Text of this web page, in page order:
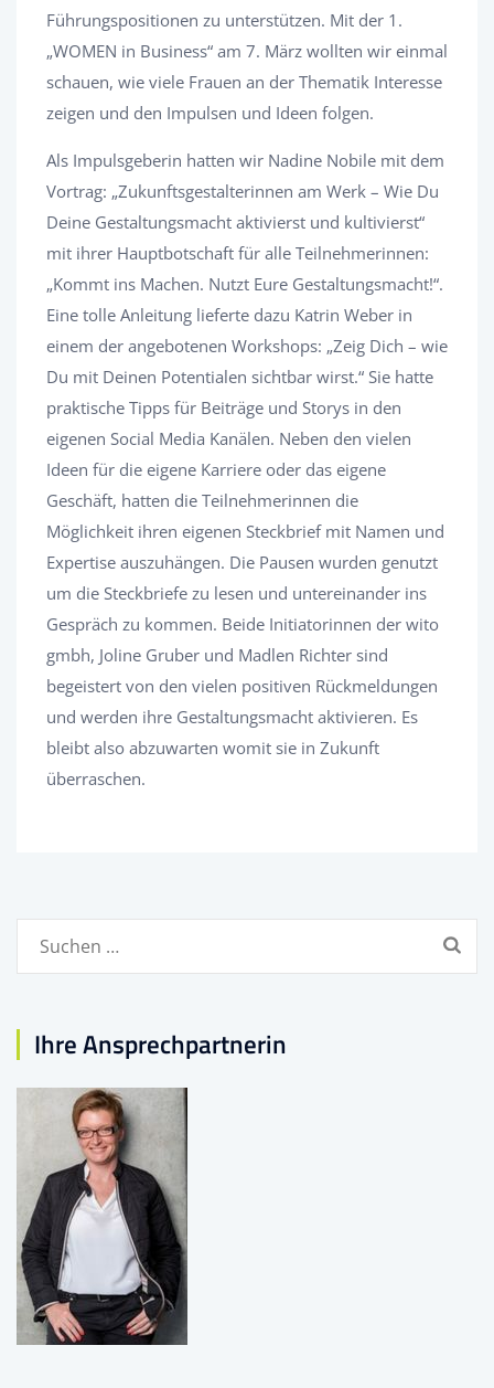
Führungspositionen zu unterstützen. Mit der 1.
„WOMEN in Business“ am 7. März wollten wir einmal
schauen, wie viele Frauen an der Thematik Interesse
zeigen und den Impulsen und Ideen folgen.
Als Impulsgeberin hatten wir Nadine Nobile mit dem
Vortrag: „Zukunftsgestalterinnen am Werk – Wie Du
Deine Gestaltungsmacht aktivierst und kultivierst“
mit ihrer Hauptbotschaft für alle Teilnehmerinnen:
„Kommt ins Machen. Nutzt Eure Gestaltungsmacht!“.
Eine tolle Anleitung lieferte dazu Katrin Weber in
einem der angebotenen Workshops: „Zeig Dich – wie
Du mit Deinen Potentialen sichtbar wirst.“ Sie hatte
praktische Tipps für Beiträge und Storys in den
eigenen Social Media Kanälen. Neben den vielen
Ideen für die eigene Karriere oder das eigene
Geschäft, hatten die Teilnehmerinnen die
Möglichkeit ihren eigenen Steckbrief mit Namen und
Expertise auszuhängen. Die Pausen wurden genutzt
um die Steckbriefe zu lesen und untereinander ins
Gespräch zu kommen. Beide Initiatorinnen der wito
gmbh, Joline Gruber und Madlen Richter sind
begeistert von den vielen positiven Rückmeldungen
und werden ihre Gestaltungsmacht aktivieren. Es
bleibt also abzuwarten womit sie in Zukunft
überraschen.
Suchen
Ihre Ansprechpartnerin